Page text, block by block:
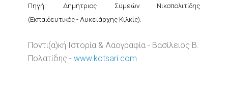
Πηγή: Δημήτριος Συμεών Νικοπολιτίδης
(Εκπαιδευτικός - Λυκειάρχης Κιλκίς).
Ποντι(α)κή Ιστορία & Λαογραφία - Βασίλειος Β.
Πολατίδης - www.kotsari.com